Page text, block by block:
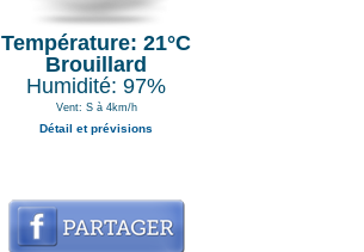
Température: 21°C
Brouillard
Humidité: 97%
Vent: S à 4km/h
Détail et prévisions